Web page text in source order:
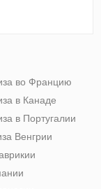
во Францию
в Канаде
в Португалии
Венгрии